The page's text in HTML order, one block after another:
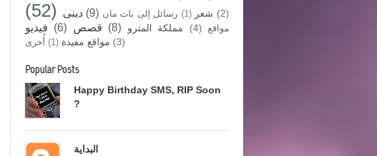
(52)
دينى (9) رسائل إلى بات مان (1) شعر (2)
فيديو (6) قصص (8) مملكة المترو (4)
مواقع
أُخرى (1) مواقع مفيدة (3)
Popular Posts
Happy Birthday SMS, RIP Soon
?
البداية